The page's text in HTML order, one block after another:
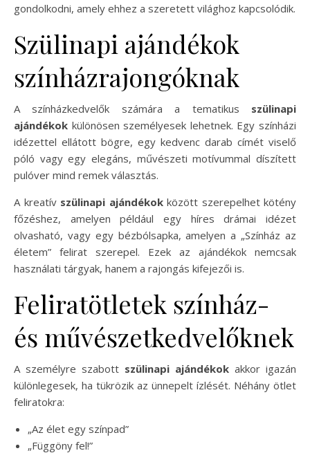
gondolkodni, amely ehhez a szeretett világhoz kapcsolódik.
Szülinapi ajándékok
színházrajongóknak
A színházkedvelők számára a tematikus szülinapi
ajándékok különösen személyesek lehetnek. Egy színházi
idézettel ellátott bögre, egy kedvenc darab címét viselő
póló vagy egy elegáns, művészeti motívummal díszített
pulóver mind remek választás.
A kreatív szülinapi ajándékokközött szerepelhet kötény
főzéshez, amelyen például egy híres drámai idézet
olvasható, vagy egy bézbólsapka, amelyen a „Színház az
életem” felirat szerepel. Ezek az ajándékok nemcsak
használati tárgyak, hanem a rajongás kifejezői is.
Feliratötletek színház-
és művészetkedvelőknek
A személyre szabott szülinapi ajándékok akkor igazán
különlegesek, ha tükrözik az ünnepelt ízlését. Néhány ötlet
feliratokra:
„Az élet egy színpad”
„Függöny fel!”